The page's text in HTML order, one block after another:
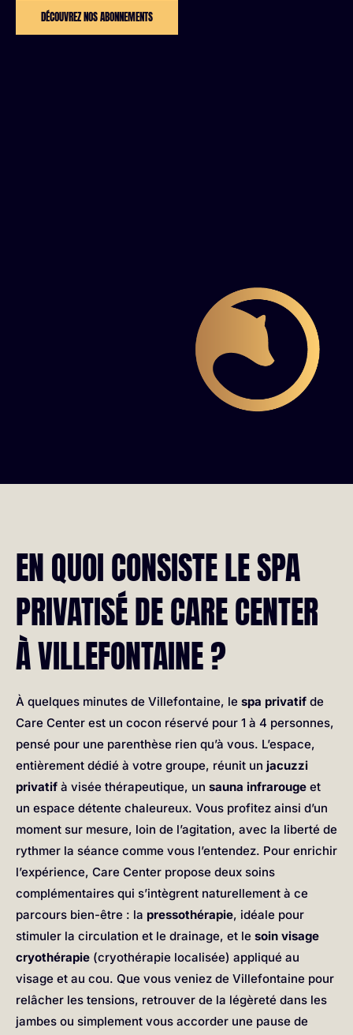
DÉCOUVREZ NOS ABONNEMENTS
EN QUOI CONSISTE LE SPA
PRIVATISÉ DE CARE CENTER
À VILLEFONTAINE ?
À quelques minutes de Villefontaine, le spa privatif de
Care Center est un cocon réservé pour 1 à 4 personnes,
pensé pour une parenthèse rien qu’à vous. L’espace,
entièrement dédié à votre groupe, réunit un jacuzzi
privatif à visée thérapeutique, un sauna infrarouge et
un espace détente chaleureux. Vous profitez ainsi d’un
moment sur mesure, loin de l’agitation, avec la liberté de
rythmer la séance comme vous l’entendez. Pour enrichir
l’expérience, Care Center propose deux soins
complémentaires qui s’intègrent naturellement à ce
parcours bien-être : la pressothérapie, idéale pour
stimuler la circulation et le drainage, et le soin visage
cryothérapie (cryothérapie localisée) appliqué au
visage et au cou. Que vous veniez de Villefontaine pour
relâcher les tensions, retrouver de la légèreté dans les
jambes ou simplement vous accorder une pause de